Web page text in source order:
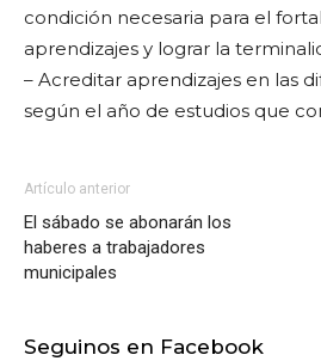
condición necesaria para el
aprendizajes y lograr la
– Acreditar aprendizajes en las
según el año de estudios que
Artículo anterior
El sábado se abonarán los
haberes a trabajadores
municipales
Seguinos en Facebook